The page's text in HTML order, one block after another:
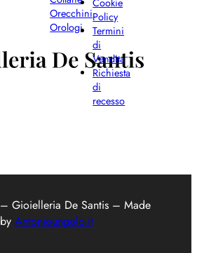
Orecchini
Orologi
Cookie
Policy
Termini
di
Vendita
Richiesta
di
recesso
Gioielleria De Santis – Made
Antonioungolo.it